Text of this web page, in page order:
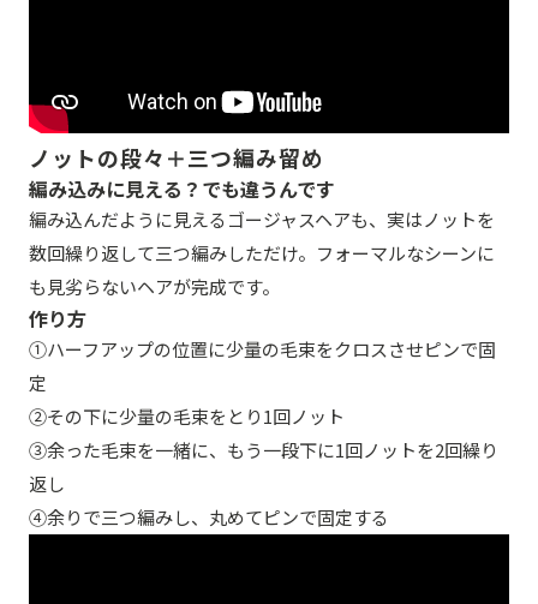
ノットの段々＋三つ編み留め
編み込みに見える？でも違うんです
編み込んだように見えるゴージャスヘアも、実はノットを
数回繰り返して三つ編みしただけ。フォーマルなシーンに
も見劣らないヘアが完成です。
作り方
①ハーフアップの位置に少量の毛束をクロスさせピンで固
定
②その下に少量の毛束をとり1回ノット
③余った毛束を一緒に、もう一段下に1回ノットを2回繰り
返し
④余りで三つ編みし、丸めてピンで固定する